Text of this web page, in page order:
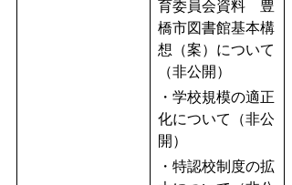
育委員会資料 豊
橋市図書館基本構
想（案）について
（非公開）
・学校規模の適正
化について（非公
開）
・特認校制度の拡